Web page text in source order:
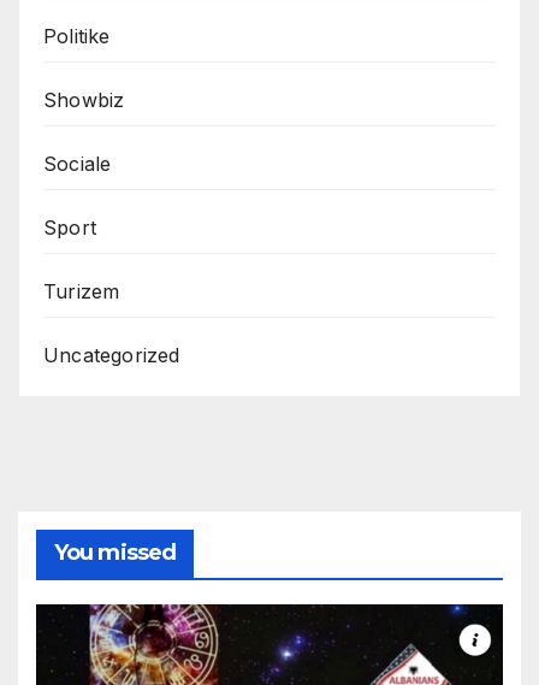
Politike
Showbiz
Sociale
Sport
Turizem
Uncategorized
You missed